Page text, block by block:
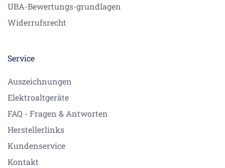
UBA-Bewertungs-grundlagen
Widerrufsrecht
Service
Auszeichnungen
Elektroaltgeräte
FAQ - Fragen & Antworten
Herstellerlinks
Kundenservice
Kontakt